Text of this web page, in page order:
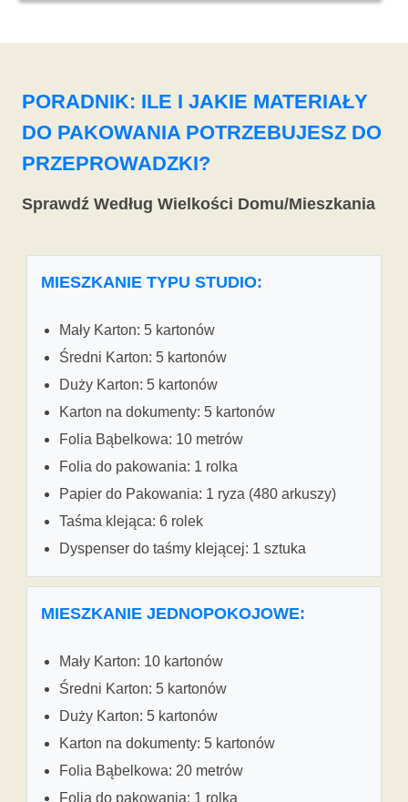
PORADNIK: ILE I JAKIE MATERIAŁY
DO PAKOWANIA POTRZEBUJESZ DO
PRZEPROWADZKI?
Sprawdź Według Wielkości Domu/Mieszkania
MIESZKANIE TYPU STUDIO:
Mały Karton: 5 kartonów
Średni Karton: 5 kartonów
Duży Karton: 5 kartonów
Karton na dokumenty: 5 kartonów
Folia Bąbelkowa: 10 metrów
Folia do pakowania: 1 rolka
Papier do Pakowania: 1 ryza (480 arkuszy)
Taśma klejąca: 6 rolek
Dyspenser do taśmy klejącej: 1 sztuka
MIESZKANIE JEDNOPOKOJOWE:
Mały Karton: 10 kartonów
Średni Karton: 5 kartonów
Duży Karton: 5 kartonów
Karton na dokumenty: 5 kartonów
Folia Bąbelkowa: 20 metrów
Folia do pakowania: 1 rolka